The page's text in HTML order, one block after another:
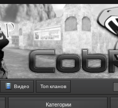
Видео Топ кланов
Категории